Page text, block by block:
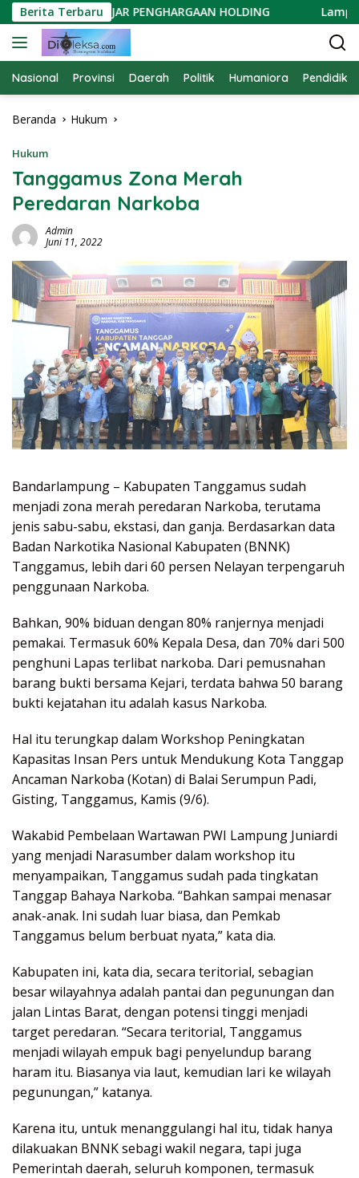
Langsung
ke
konten
Berita Terbaru
DIGANJAR PENGHARGAAN HOLDING Lampung
Nasional Provinsi Daerah Politik Humaniora
Beranda Hukum
Hukum
Tanggamus Zona Merah
Peredaran Narkoba
Admin
Juni 11, 2022
Bandarlampung – Kabupaten Tanggamus sudah
menjadi zona merah peredaran Narkoba, terutama
jenis sabu-sabu, ekstasi, dan ganja. Berdasarkan data
Badan Narkotika Nasional Kabupaten (BNNK)
Tanggamus, lebih dari 60 persen Nelayan terpengaruh
penggunaan Narkoba.
Bahkan, 90% biduan dengan 80% ranjernya menjadi
pemakai. Termasuk 60% Kepala Desa, dan 70% dari 500
penghuni Lapas terlibat narkoba. Dari pemusnahan
barang bukti bersama Kejari, terdata bahwa 50 barang
bukti kejatahan itu adalah kasus Narkoba.
Hal itu terungkap dalam Workshop Peningkatan
Kapasitas Insan Pers untuk Mendukung Kota Tanggap
Ancaman Narkoba (Kotan) di Balai Serumpun Padi,
Gisting, Tanggamus, Kamis (9/6).
Wakabid Pembelaan Wartawan PWI Lampung Juniardi
yang menjadi Narasumber dalam workshop itu
menyampaikan, Tanggamus sudah pada tingkatan
Tanggap Bahaya Narkoba. “Bahkan sampai menasar
anak-anak. Ini sudah luar biasa, dan Pemkab
Tanggamus belum berbuat nyata,” kata dia.
Kabupaten ini, kata dia, secara teritorial, sebagian
besar wilayahnya adalah pantai dan pegunungan dan
jalan Lintas Barat, dengan potensi tinggi menjadi
target peredaran. “Secara teritorial, Tanggamus
menjadi wilayah empuk bagi penyelundup barang
haram itu. Biasanya via laut, kemudian lari ke wilayah
pegunungan,” katanya.
Karena itu, untuk menanggulangi hal itu, tidak hanya
dilakuakan BNNK sebagi wakil negara, tapi juga
Pemerintah daerah, seluruh komponen, termasuk